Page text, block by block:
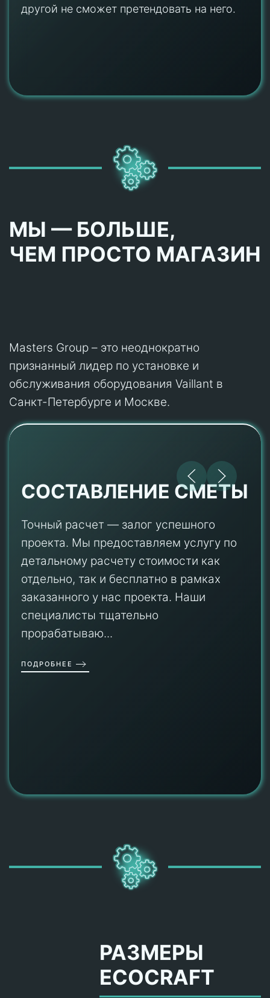
другой не сможет претендовать на него.
МЫ — БОЛЬШЕ,
ЧЕМ ПРОСТО МАГАЗИН
Masters Group – это неоднократно
признанный лидер по установке и
обслуживания оборудования Vaillant в
Санкт-Петербурге и Москве.
СОСТАВЛЕНИЕ СМЕТЫ
Точный расчет — залог успешного
проекта. Мы предоставляем услугу по
детальному расчету стоимости как
отдельно, так и бесплатно в рамках
заказанного у нас проекта. Наши
специалисты тщательно
прорабатываю...
ПОДРОБНЕЕ
РАЗМЕРЫ
ECOCRAFT